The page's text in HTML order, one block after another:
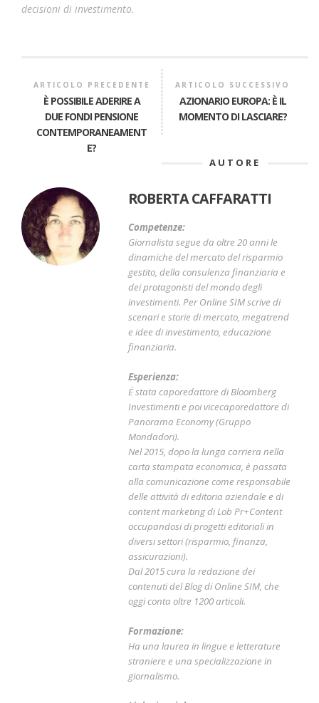
decisioni di investimento.
ARTICOLO PRECEDENTE
È POSSIBILE ADERIRE A
DUE FONDI PENSIONE
CONTEMPORANEAMENT
E?
ARTICOLO SUCCESSIVO
AZIONARIO EUROPA: È IL
MOMENTO DI LASCIARE?
AUTORE
ROBERTA CAFFARATTI
Competenze:
Giornalista segue da oltre 20 anni le
dinamiche del mercato del risparmio
gestito, della consulenza finanziaria e
dei protagonisti del mondo degli
investimenti. Per Online SIM scrive di
scenari e storie di mercato, megatrend
e idee di investimento, educazione
finanziaria.
Esperienza:
É stata caporedattore di Bloomberg
Investimenti e poi vicecaporedattore di
Panorama Economy (Gruppo
Mondadori).
Nel 2015, dopo la lunga carriera nella
carta stampata economica, è passata
alla comunicazione come responsabile
delle attività di editoria aziendale e di
content marketing di Lob Pr+Content
occupandosi di progetti editoriali in
diversi settori (risparmio, finanza,
assicurazioni).
Dal 2015 cura la redazione dei
contenuti del Blog di Online SIM, che
oggi conta oltre 1200 articoli.
Formazione:
Ha una laurea in lingue e letterature
straniere e una specializzazione in
giornalismo.